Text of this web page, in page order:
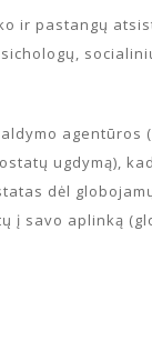
ir pastangų
agentūros
ugdymą),
dėl
į savo aplinką